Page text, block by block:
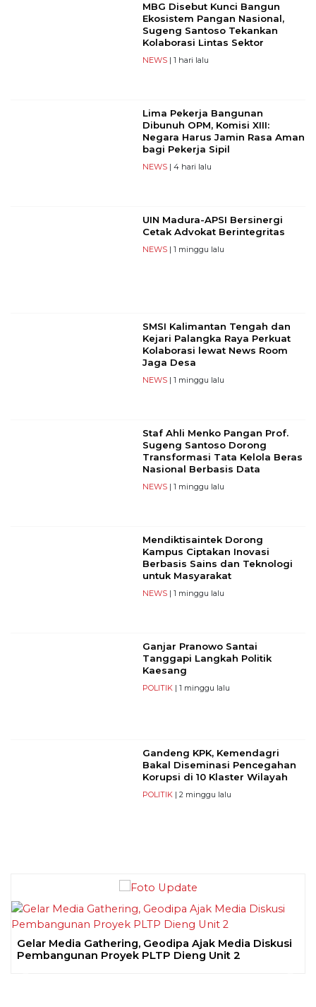
MBG Disebut Kunci Bangun
Ekosistem Pangan Nasional,
Sugeng Santoso Tekankan
Kolaborasi Lintas Sektor
NEWS| 1 hari lalu
Lima Pekerja Bangunan
Dibunuh OPM, Komisi XIII:
Negara Harus Jamin Rasa Aman
bagi Pekerja Sipil
NEWS| 4 hari lalu
UIN Madura-APSI Bersinergi
Cetak Advokat Berintegritas
NEWS| 1 minggu lalu
SMSI Kalimantan Tengah dan
Kejari Palangka Raya Perkuat
Kolaborasi lewat News Room
Jaga Desa
NEWS| 1 minggu lalu
Staf Ahli Menko Pangan Prof.
Sugeng Santoso Dorong
Transformasi Tata Kelola Beras
Nasional Berbasis Data
NEWS| 1 minggu lalu
Mendiktisaintek Dorong
Kampus Ciptakan Inovasi
Berbasis Sains dan Teknologi
untuk Masyarakat
NEWS| 1 minggu lalu
Ganjar Pranowo Santai
Tanggapi Langkah Politik
Kaesang
POLITIK| 1 minggu lalu
Gandeng KPK, Kemendagri
Bakal Diseminasi Pencegahan
Korupsi di 10 Klaster Wilayah
POLITIK| 2 minggu lalu
Gelar Media Gathering, Geodipa Ajak Media Diskusi
Pembangunan Proyek PLTP Dieng Unit 2